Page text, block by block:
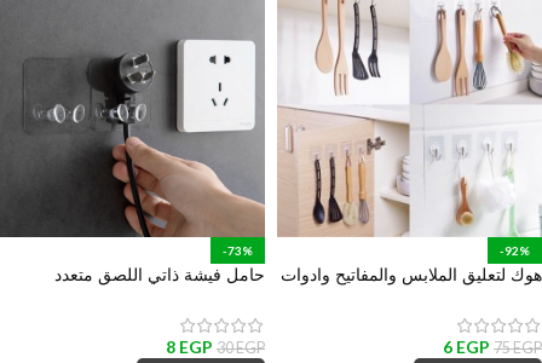
-92%
هوك لتعليق الملابس والمفاتيح وادوات
75EGP
6 EGP
-73%
حامل فيشة ذاتي اللصق متعدد
والهواتف والكابلات
30EGP
8 EGP